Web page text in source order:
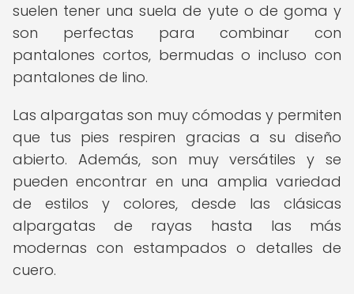
suelen tener una suela de yute o de goma y
son perfectas para combinar con
pantalones cortos, bermudas o incluso con
pantalones de lino.
Las alpargatas son muy cómodas y permiten
que tus pies respiren gracias a su diseño
abierto. Además, son muy versátiles y se
pueden encontrar en una amplia variedad
de estilos y colores, desde las clásicas
alpargatas de rayas hasta las más
modernas con estampados o detalles de
cuero.